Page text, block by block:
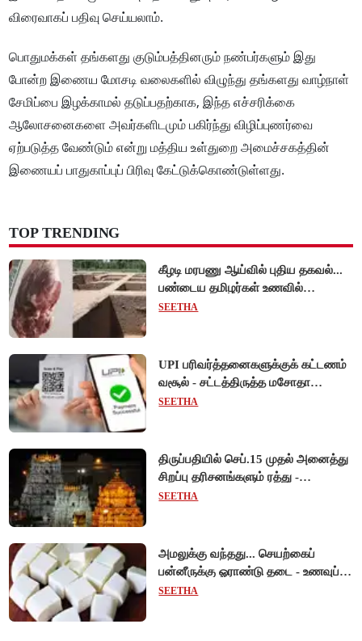
விரைவாகப் பதிவு செய்யலாம்.
பொதுமக்கள் தங்களது குடும்பத்தினரும் நண்பர்களும் இது
போன்ற இணைய மோசடி வலைகளில் விழுந்து தங்களது வாழ்நாள்
சேமிப்பை இழக்காமல் தடுப்பதற்காக, இந்த எச்சரிக்கை
ஆலோசனைகளை அவர்களிடமும் பகிர்ந்து விழிப்புணர்வை
ஏற்படுத்த வேண்டும் என்று மத்திய உள்துறை அமைச்சகத்தின்
இணையப் பாதுகாப்புப் பிரிவு கேட்டுக்கொண்டுள்ளது.
TOP TRENDING
கீழடி மரபணு ஆய்வில் புதிய தகவல்...
பண்டைய தமிழர்கள் உணவில்
அதிகளவு இறைச்சி பயன்பாடு!
SEETHA
UPI பரிவர்த்தனைகளுக்குக் கட்டணம்
வசூல் - சட்டத்திருத்த மசோதா
நிறைவேற்றம்!
SEETHA
திருப்பதியில் செப்.15 முதல் அனைத்து
சிறப்பு தரிசனங்களும் ரத்து -
பிரம்மோற்சவத்திற்கான ஏற்பாடுகள்
SEETHA
அமலுக்கு வந்தது... செயற்கைப்
பன்னீருக்கு ஓராண்டு தடை - உணவுப்
பாதுகாப்புத் துறை நடவடிக்கை!
SEETHA